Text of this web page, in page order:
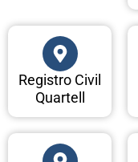
Registro Civil
Quartell